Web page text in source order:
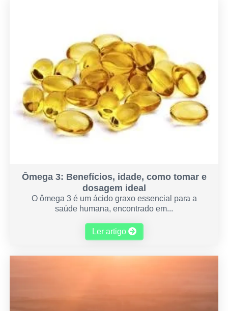
Ômega 3: Benefícios, idade, como tomar e
dosagem ideal
O ômega 3 é um ácido graxo essencial para a
saúde humana, encontrado em...
Ler artigo